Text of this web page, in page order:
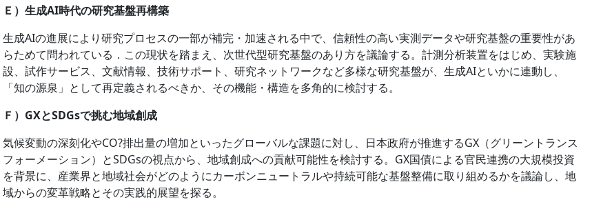
Ｅ）生成AI時代の研究基盤再構築
生成AIの進展により研究プロセスの一部が補完・加速される中で、信頼性の高い実測データや研究基盤の重要性があ
らためて問われている．この現状を踏まえ、次世代型研究基盤のあり方を議論する。計測分析装置をはじめ、実験施
設、試作サービス、文献情報、技術サポート、研究ネットワークなど多様な研究基盤が、生成AIといかに連動し、
「知の源泉」として再定義されるべきか、その機能・構造を多角的に検討する。
Ｆ）GXとSDGsで挑む地域創成
気候変動の深刻化やCO?排出量の増加といったグローバルな課題に対し、日本政府が推進するGX（グリーントランス
フォーメーション）とSDGsの視点から、地域創成への貢献可能性を検討する。GX国債による官民連携の大規模投資
を背景に、産業界と地域社会がどのようにカーボンニュートラルや持続可能な基盤整備に取り組めるかを議論し、地
域からの変革戦略とその実践的展望を探る。